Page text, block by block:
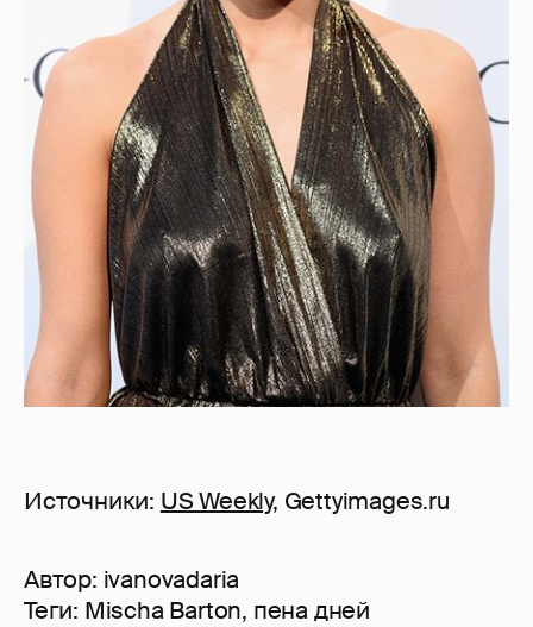
Источники: US Weekly, Gettyimages.ru
Автор: ivanovadaria
Теги: Mischa Barton, пена дней